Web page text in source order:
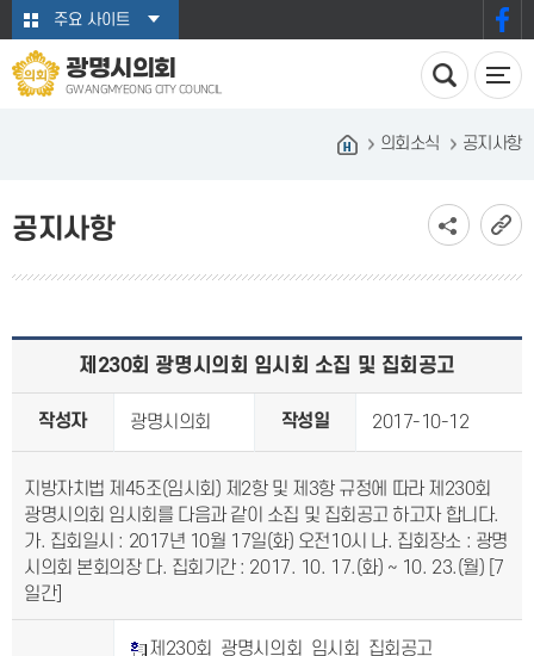
본문바로가기주요 사이트
광명시의회
GWANGMYEONG CITY COUNCIL
의회소식 공지사항
공지사항
제230회 광명시의회 임시회 소집 및 집회공고
작성자 광명시의회 작성일 2017-10-12
지방자치법 제45조(임시회) 제2항 및 제3항 규정에 따라 제230회
광명시의회 임시회를 다음과 같이 소집 및 집회공고 하고자 합니다.
가. 집회일시 : 2017년 10월 17일(화) 오전10시 나. 집회장소 : 광명
시의회 본회의장 다. 집회기간 : 2017. 10. 17.(화) ~ 10. 23.(월) [7
일간]
제230회_광명시의회_임시회_집회공고